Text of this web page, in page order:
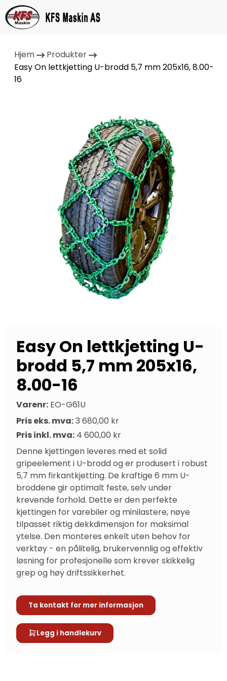
Hjem
Produkter
Easy On lettkjetting U-brodd 5,7 mm 205x16, 8.00-
16
Easy On lettkjetting U-
brodd 5,7 mm 205x16,
8.00-16
Varenr: EO-G61U
Pris eks. mva:3 680,00 kr
Pris inkl. mva: 4 600,00 kr
Denne kjettingen leveres med et solid
gripeelement i U-brodd og er produsert i robust
5,7 mm firkantkjetting. De kraftige 6 mm U-
broddene gir optimalt feste, selv under
krevende forhold. Dette er den perfekte
kjettingen for varebiler og minilastere, nøye
tilpasset riktig dekkdimensjon for maksimal
ytelse. Den monteres enkelt uten behov for
verktøy - en pålitelig, brukervennlig og effektiv
løsning for profesjonelle som krever skikkelig
grep og høy driftssikkerhet.
Ta kontakt for mer informasjon
Legg i handlekurv